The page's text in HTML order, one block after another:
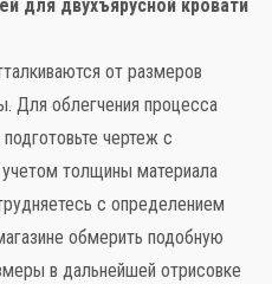
для двухъярусной кровати
от размеров
Для облегчения процесса
чертеж с
толщины материала
с определением
обмерить подобную
в дальнейшей отрисовке